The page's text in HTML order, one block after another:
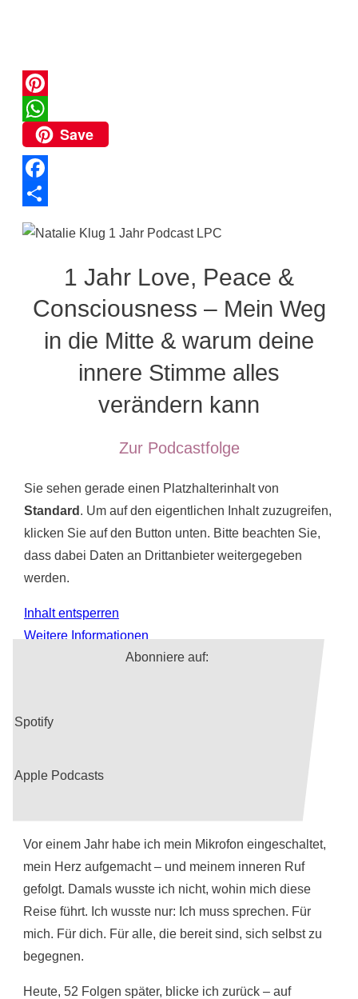
P
n
e
r
h
t
s
Save
F
1 Jahr Love, Peace &
Consciousness – Mein Weg
in die Mitte & warum deine
innere Stimme alles
verändern kann
Zur Podcastfolge
Sie sehen gerade einen Platzhalterinhalt von
Standard . Um auf den eigentlichen Inhalt zuzugreifen,
klicken Sie auf den Button unten. Bitte beachten Sie,
dass dabei Daten an Drittanbieter weitergegeben
werden.
Inhalt entsperren
Weitere Informationen
Abonniere auf:
Spotify
Apple Podcasts
Vor einem Jahr habe ich mein Mikrofon eingeschaltet,
mein Herz aufgemacht – und meinem inneren Ruf
gefolgt. Damals wusste ich nicht, wohin mich diese
Reise führt. Ich wusste nur: Ich muss sprechen. Für
mich. Für dich. Für alle, die bereit sind, sich selbst zu
begegnen.
Heute, 52 Folgen später, blicke ich zurück – auf